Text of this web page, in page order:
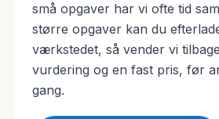
små opgaver har vi ofte tid
større opgaver kan du
værkstedet, så vender vi
vurdering og en fast pris, før
gang.